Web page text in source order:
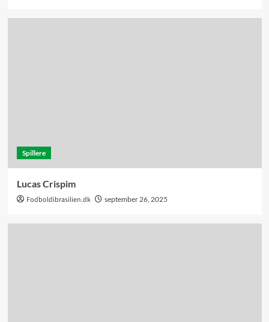
Spillere
Lucas Crispim
Fodboldibrasilien.dk september 26, 2025